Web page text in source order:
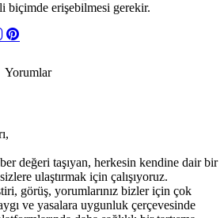
biçimde erişebilmesi gerekir.
Yorumlar
değeri taşıyan, herkesin kendine dair bir
ulaştırmak için çalışıyoruz.
görüş, yorumlarınız bizler için çok
ve yasalara uygunluk çerçevesinde